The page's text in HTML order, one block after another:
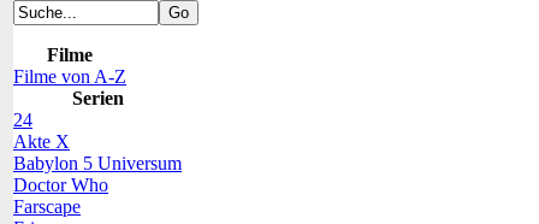
Filme
Filme von A-Z
Serien
24
Akte X
Babylon 5 Universum
Doctor Who
Farscape